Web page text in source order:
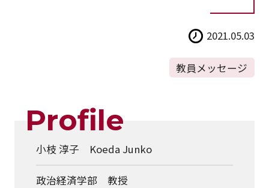
2021.05.03
教員メッセージ
Profile
小枝 淳子 Koeda Junko
政治経済学部 教授